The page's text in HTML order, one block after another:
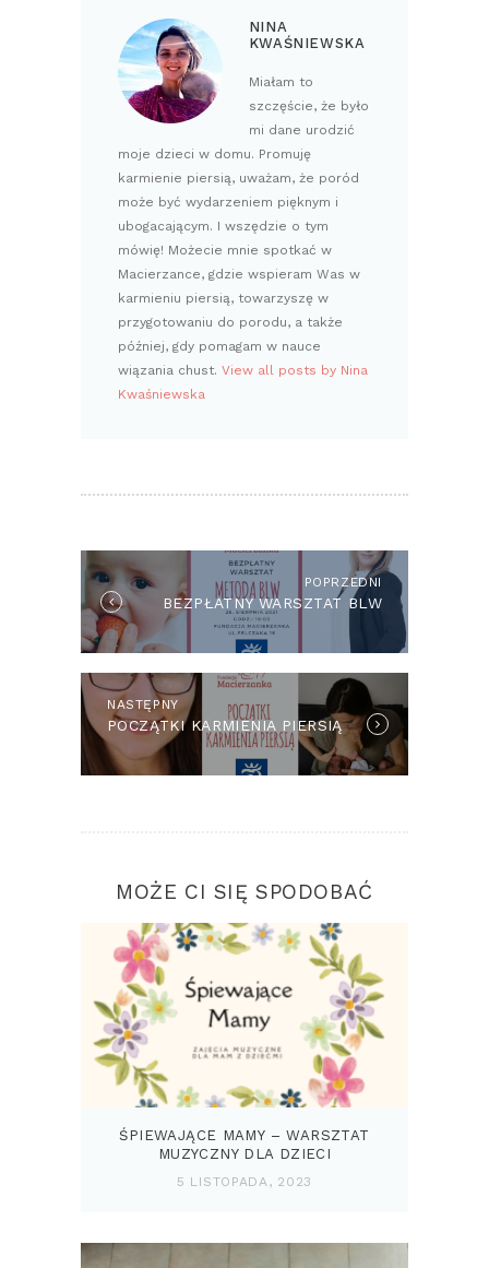
NINA
KWAŚNIEWSKA
Miałam to
szczęście, że było
mi dane urodzić
moje dzieci w domu. Promuję
karmienie piersią, uważam, że poród
może być wydarzeniem pięknym i
ubogacającym. I wszędzie o tym
mówię! Możecie mnie spotkać w
Macierzance, gdzie wspieram Was w
karmieniu piersią, towarzyszę w
przygotowaniu do porodu, a także
później, gdy pomagam w nauce
wiązania chust. View all posts by Nina
Kwaśniewska
POPRZEDNI
Previous
post:
BEZPŁATNY WARSZTAT BLW
NASTĘPNY Next
post:
POCZĄTKI KARMIENIA PIERSIĄ
MOŻE CI SIĘ SPODOBAĆ
ŚPIEWAJĄCE MAMY – WARSZTAT
MUZYCZNY DLA DZIECI
5 LISTOPADA, 2023